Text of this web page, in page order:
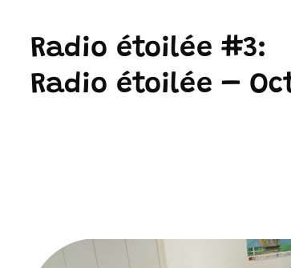
Radio étoilée #3:
Radio étoilée –